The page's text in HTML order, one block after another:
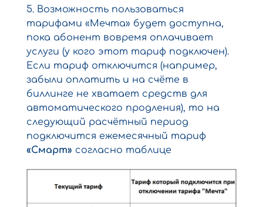
5. Возможность пользоваться
тарифами «Мечта» будет доступна,
пока абонент вовремя оплачивает
услуги (у кого этот тариф подключен).
Если тариф отключится (например,
забыли оплатить и на счёте в
биллинге не хватает средств для
автоматического продления), то на
следующий расчётный период
подключится ежемесячный тариф
«Смарт» согласно таблице